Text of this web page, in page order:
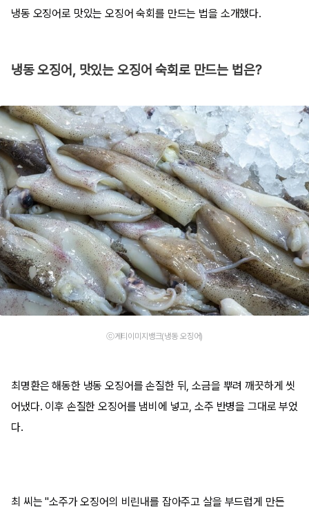
냉동 오징어로 맛있는 오징어 숙회를 만드는 법을 소개했다.
냉동 오징어, 맛있는 오징어 숙회로 만드는 법은?
ⓒ게티이미지뱅크(냉동 오징어)
최명환은 해동한 냉동 오징어를 손질한 뒤, 소금을 뿌려 깨끗하게 씻
어냈다. 이후 손질한 오징어를 냄비에 넣고, 소주 반병을 그대로 부었
다.
최 씨는 "소주가 오징어의 비린내를 잡아주고 살을 부드럽게 만든